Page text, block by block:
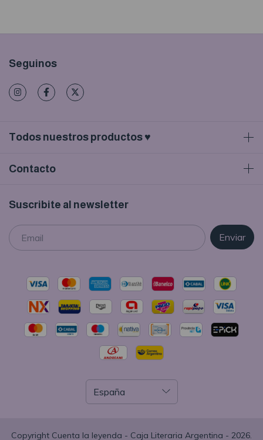
Seguinos
Todos nuestros productos ♥
Contacto
Suscribite al newsletter
Copyright Cuenta la leyenda - Caja Literaria Argentina - 2026.